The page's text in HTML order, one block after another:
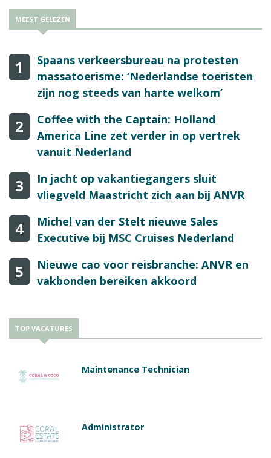
MEEST GELEZEN
1
Spaans verkeersbureau na protesten
massatoerisme: ‘Nederlandse toeristen
zijn nog steeds van harte welkom’
2
Coffee with the Captain: Holland
America Line zet verder in op vertrek
vanuit Nederland
3
In jacht op vakantiegangers sluit
vliegveld Maastricht zich aan bij ANVR
4
Michel van der Stelt nieuwe Sales
Executive bij MSC Cruises Nederland
5
Nieuwe cao voor reisbranche: ANVR en
vakbonden bereiken akkoord
TOP VACATURES
Maintenance Technician
Administrator